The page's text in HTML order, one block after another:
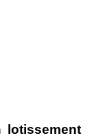
lotissement